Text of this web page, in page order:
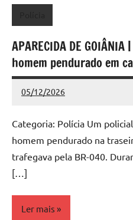
APARECIDA DE
homem pendurado em
05/12/2026
Redação
Nenhum
Categoria: Polícia Um
homem pendurado na
trafegava pela BR-040.
[…]
Ler mais